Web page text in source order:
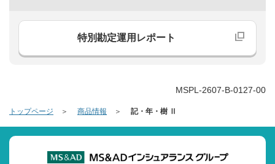
特別勘定運用レポート
MSPL-2607-B-0127-00
トップページ 商品情報 記・年・樹 Ⅱ